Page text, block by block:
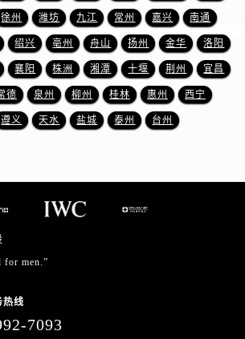
浙江省嘉兴市南湖区广益路705号嘉兴世界贸易中心A座13层1304室万国售后服务中心（需提前预约）
浙江省金华市金东区东市南街777号金华万达广场4号楼22楼2209室万国售后服务中心（需提前预约）
浙江省丽水市莲都区解放街万国售后服务中心（需提前预约）
浙江省宁波市江北区大闸南路500号来福士广场办公楼20层2009室万国售后服务中心（需提前预约）
浙江省衢州市柯城区上街万国售后服务中心（需提前预约）
徐州 潍坊 九江 常州 嘉兴 南通
绍兴 亳州 舟山 扬州 金华 洛阳
襄阳 株洲 湘潭 十堰 荆州 宜昌
德 泉州 柳州 桂林 惠州 西宁
遵义 天水 盐城 泰州 台州
for men.”
热线
7093